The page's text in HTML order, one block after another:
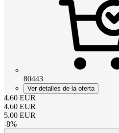
80443
Ver detalles de la oferta
4.60 EUR
4.60 EUR
5.00 EUR
-8%